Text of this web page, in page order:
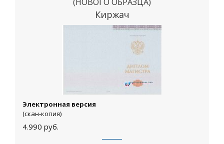
Киржач
Электронная версия
(скан-копия)
4.990 руб.